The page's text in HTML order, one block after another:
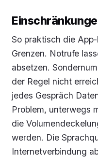
So praktisch die
Grenzen. Notrufe
absetzen.
der Regel nicht
jedes Gespräch
Problem, unterwegs
die
werden. Die
Internetverbindung